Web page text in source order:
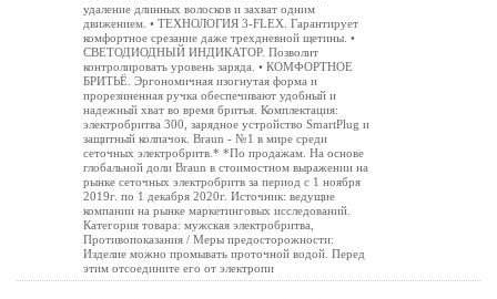
удаление длинных волосков и захват одним
движением. • ТЕХНОЛОГИЯ 3-FLEX. Гарантирует
комфортное срезание даже трехдневной щетины. •
СВЕТОДИОДНЫЙ ИНДИКАТОР. Позволит
контролировать уровень заряда. • КОМФОРТНОЕ
БРИТЬЁ. Эргономичная изогнутая форма и
прорезиненная ручка обеспечивают удобный и
надежный хват во время бритья. Комплектация:
электробритва 300, зарядное устройство SmartPlug и
защитный колпачок. Braun - №1 в мире среди
сеточных электробритв.* *По продажам. На основе
глобальной доли Braun в стоимостном выражении на
рынке сеточных электробритв за период с 1 ноября
2019г. по 1 декабря 2020г. Источник: ведущие
компании на рынке маркетинговых исследований.
Категория товара: мужская электробритва,
Противопоказания / Меры предосторожности:
Изделие можно промывать проточной водой. Перед
этим отсоедините его от электропи